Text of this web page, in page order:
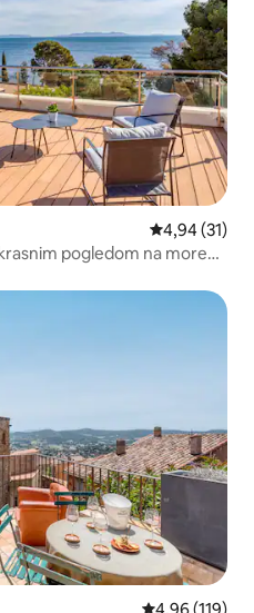
Prosječna
4,94 (31)
pogledom na more
„Odabrali gosti”